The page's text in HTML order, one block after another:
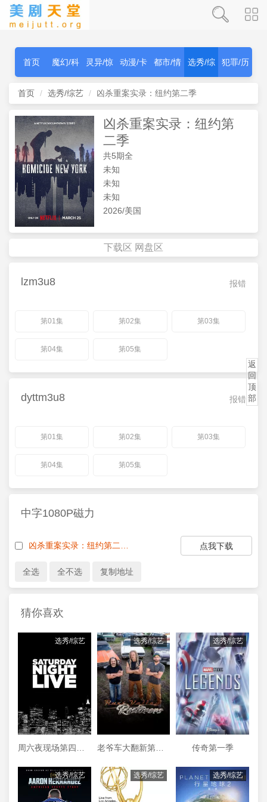
首页 魔幻/科
幻
灵异/惊
秫
动漫/卡
通
都市/情
感
选秀/综 犯罪/历
首页 选秀/综艺 凶杀重案实录：纽约第二季
凶杀重案实录：纽约第
二季
共5期全
未知
未知
未知
2026/美国
下载区 网盘区
报错
lzm3u8
第01集 第02集 第03集
第04集 第05集
报错
dyttm3u8
第01集 第02集 第03集
第04集 第05集
中字1080P磁力
点我下载
猜你喜欢
选秀/综艺
周六夜现场第四十四季
选秀/综艺
老爷车大翻新第三季
选秀/综艺
传奇第一季
选秀/综艺 选秀/综艺 选秀/综艺
返
回
顶
部